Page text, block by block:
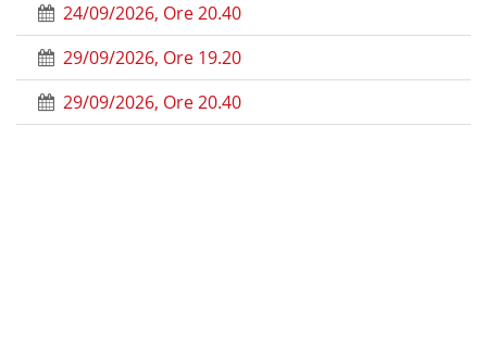
24/09/2026, Ore 20.40
29/09/2026, Ore 19.20
29/09/2026, Ore 20.40